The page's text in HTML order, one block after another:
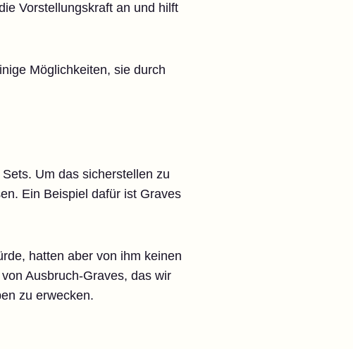
Vorstellungskraft an und hilft
Möglichkeiten, sie durch
Um das sicherstellen zu
Ein Beispiel dafür ist Graves
hatten aber von ihm keinen
Ausbruch-Graves, das wir
zu erwecken.